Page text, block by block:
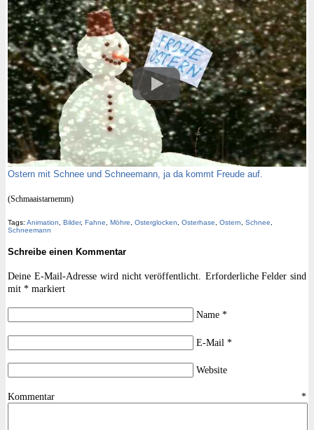
Ostern mit Schnee und Schneemann, ja da kommt Freude auf.
(Schmaaistarnemm)
Tags: Animation Bilder, Fahne Möhre Osterglocken Osterhase Ostern Schnee
Schneemann
Schreibe einen Kommentar
Deine E-Mail-Adresse wird nicht veröffentlicht.
Erforderliche Felder sind
mit *markiert
Name *
E-Mail *
Website
Kommentar*